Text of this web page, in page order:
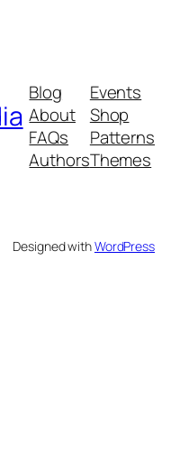
Blog
About
FAQs
Authors
Events
Shop
Patterns
Themes
Designed withWordPress